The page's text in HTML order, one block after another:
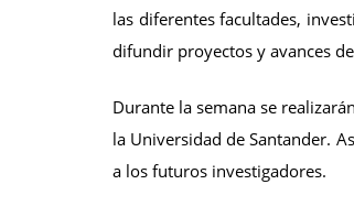
las diferentes facultades,
difundir proyectos y avances
Durante la semana se
la Universidad de Santander.
a los futuros investigadores.